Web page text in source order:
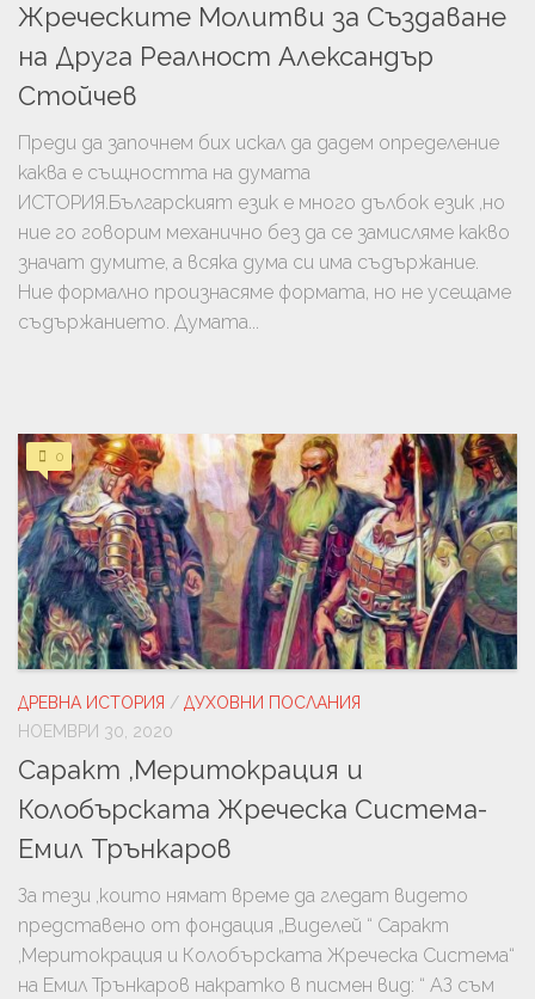
Жреческите Молитви за Създаване
на Друга Реалност Александър
Стойчев
Преди да започнем бих искал да дадем определение
каква е същността на думата
ИСТОРИЯ.Българският език е много дълбок език ,но
ние го говорим механично без да се замисляме какво
значат думите, а всяка дума си има съдържание.
Ние формално произнасяме формата, но не усещаме
съдържанието. Думата...
0
ДРЕВНА ИСТОРИЯ / ДУХОВНИ ПОСЛАНИЯ
НОЕМВРИ 30, 2020
Саракт ,Меритокрация и
Колобърската Жреческа Система-
Емил Трънкаров
За тези ,които нямат време да гледат видето
представено от фондация „Виделей “ Саракт
,Меритокрация и Колобърската Жреческа Система“
на Емил Трънкаров накратко в писмен вид: “ АЗ съм